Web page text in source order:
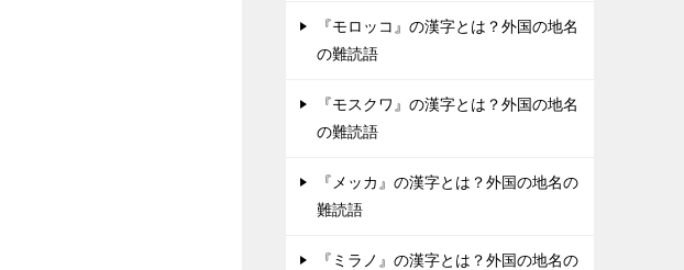
『モロッコ』の漢字とは？外国の地名
の難読語
『モスクワ』の漢字とは？外国の地名
の難読語
『メッカ』の漢字とは？外国の地名の
難読語
『ミラノ』の漢字とは？外国の地名の